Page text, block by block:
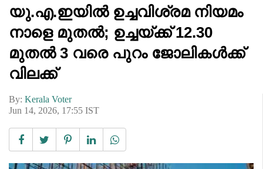
യു.എ.ഇയിൽ ഉച്ചവിശ്രമ നിയമം
നാളെ മുതൽ; ഉച്ചയ്ക്ക് 12.30
മുതൽ 3 വരെ പുറം ജോലികൾക്ക്
വിലക്ക്
By: Kerala Voter
Jun 14, 2026, 17:55 IST